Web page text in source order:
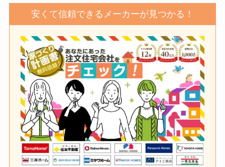
安くて信頼できるメーカーが見つかる！